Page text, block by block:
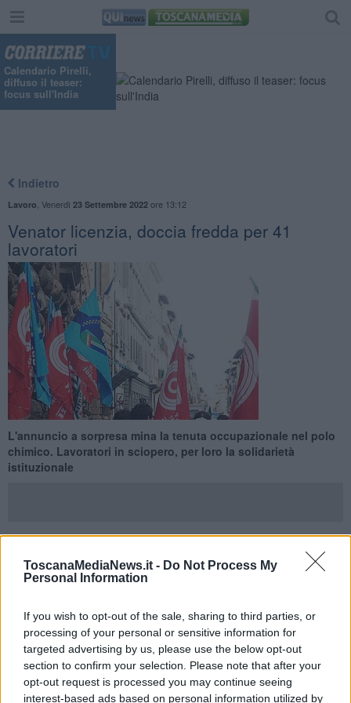
ToscanaMediaNews.it - Do Not Process My
Personal Information
If you wish to opt-out of the sale, sharing to third parties, or
processing of your personal or sensitive information for
targeted advertising by us, please use the below opt-out
section to confirm your selection. Please note that after your
opt-out request is processed you may continue seeing
interest-based ads based on personal information utilized by
Calendario Pirelli,
diffuso il teaser:
focus sull'India
Indietro
Lavoro Venerdì 23 Settembre 2022ore 13:12
Venator licenzia, doccia fredda per 41
lavoratori
L'annuncio a sorpresa mina la tenuta occupazionale nel polo
chimico. Lavoratori in sciopero, per loro la solidarietà
istituzionale
SCARLINO —Solo pochi giorni fa il Ceo dell'azienda aveva avuto
un incontro in Regione per definire la prospettive produttive e
procedura di riduzione per il 25% del personale. Totale: 41
lavoratori su cui pende la scure della perdita del posto di lavoro.
La notizia ieri è arrivata come un fulmine a ciel sereno, così oggi i
lavoratori del polo chimico di Scarlino sono in sciopero e dalla loro
si schierano sindacati e istituzioni.